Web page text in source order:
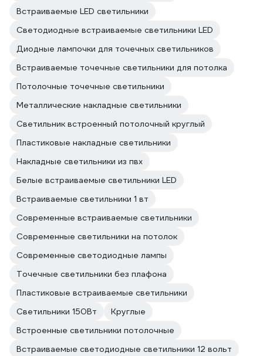
Встраиваемые LED светильники
Светодиодные встраиваемые светильники LED
Диодные лампочки для точечных светильников
Встраиваемые точечные светильники для потолка
Потолочные точечные светильники
Металлические накладные светильники
Светильник встроенный потолочный круглый
Пластиковые накладные светильники
Накладные светильники из пвх
Белые встраиваемые светильники LED
Встраиваемые светильники 1 вт
Современные встраиваемые светильники
Современные светильники на потолок
Современные светодиодные лампы
Точечные светильники без плафона
Пластиковые встраиваемые светильники
Светильники 150Вт
Круглые
Встроенные светильники потолочные
Встраиваемые светодиодные светильники 12 вольт